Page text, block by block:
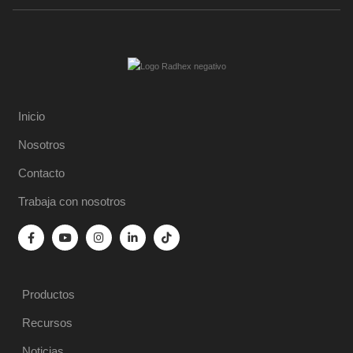
Inicio
Nosotros
Contacto
Trabaja con nosotros
Productos
Recursos